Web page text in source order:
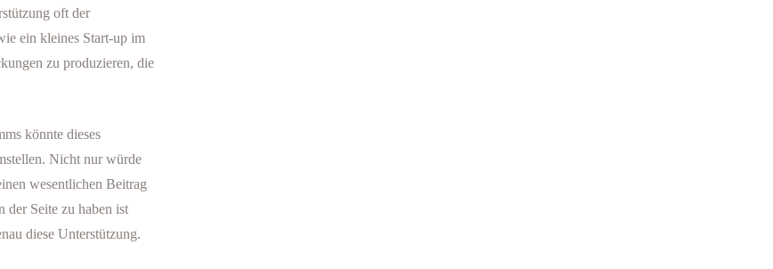
oft der
ein kleines Start-up im
zu produzieren, die
könnte dieses
Nicht nur würde
wesentlichen Beitrag
der Seite zu haben ist
diese Unterstützung.